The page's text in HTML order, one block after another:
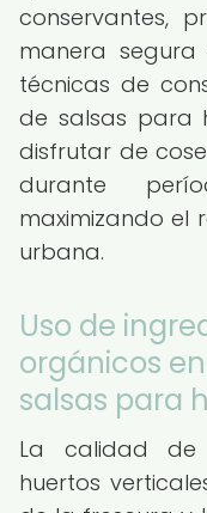
conservantes,
manera
técnicas de
de salsas para
disfrutar de
durante
maximizando el
urbana.
Uso de
orgánicos
salsas para
La calidad de
huertos